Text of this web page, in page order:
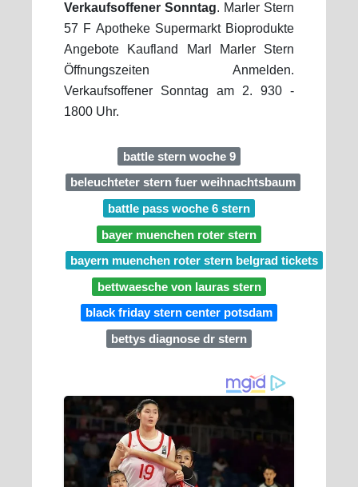
Verkaufsoffener Sonntag. Marler Stern
57 F Apotheke Supermarkt Bioprodukte
Angebote Kaufland Marl Marler Stern
Öffnungszeiten Anmelden.
Verkaufsoffener Sonntag am 2. 930 -
1800 Uhr.
battle stern woche 9
beleuchteter stern fuer weihnachtsbaum
battle pass woche 6 stern
bayer muenchen roter stern
bayern muenchen roter stern belgrad tickets
bettwaesche von lauras stern
black friday stern center potsdam
bettys diagnose dr stern